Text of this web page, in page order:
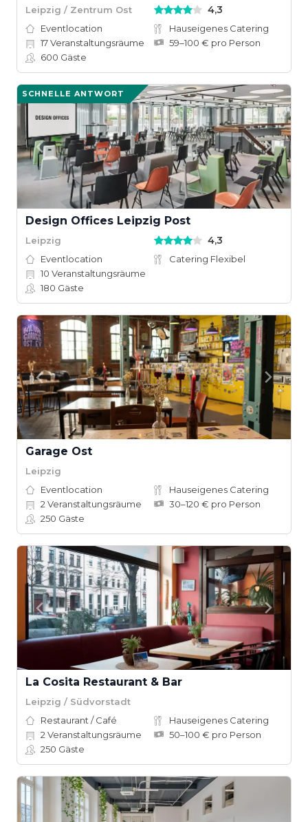
Leipzig / Zentrum Ost 4,3
Eventlocation
Hauseigenes Catering
17Veranstaltungsräume
59–100 € pro Person
600 Gäste
SCHNELLE ANTWORT
Design Offices Leipzig Post
Leipzig 4,3
Eventlocation
Catering Flexibel
10 Veranstaltungsräume
180 Gäste
Garage Ost
Leipzig
Eventlocation
Hauseigenes Catering
2 Veranstaltungsräume
30–120 € pro Person
250 Gäste
La Cosita Restaurant & Bar
Leipzig / Südvorstadt
Restaurant / Café
Hauseigenes Catering
2 Veranstaltungsräume
50–100 € pro Person
250 Gäste